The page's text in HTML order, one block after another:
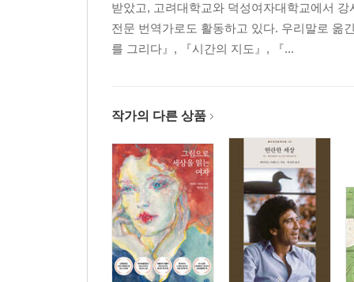
받았고, 고려대학교와 덕성여자대학교에서
전문 번역가로도 활동하고 있다. 우리말로 옮
를 그리다』, 『시간의 지도』, 『...
작가의 다른 상품